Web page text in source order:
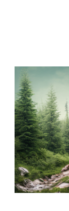
Zeige
grösseres
Bild